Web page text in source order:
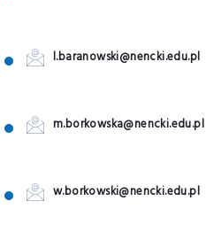
l.baranowski@nencki.edu.pl
m.borkowska@nencki.edu.pl
w.borkowski@nencki.edu.pl